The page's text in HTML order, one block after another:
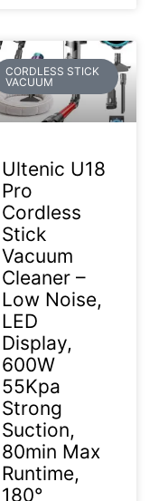
CORDLESS STICK
VACUUM
Ultenic U18
Pro
Cordless
Stick
Vacuum
Cleaner –
Low Noise,
LED
Display,
600W
55Kpa
Strong
Suction,
80min Max
Runtime,
180°